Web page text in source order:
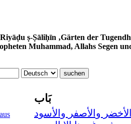
Muhammad, Allahs Segen
بَاب
والأصفر والأسود